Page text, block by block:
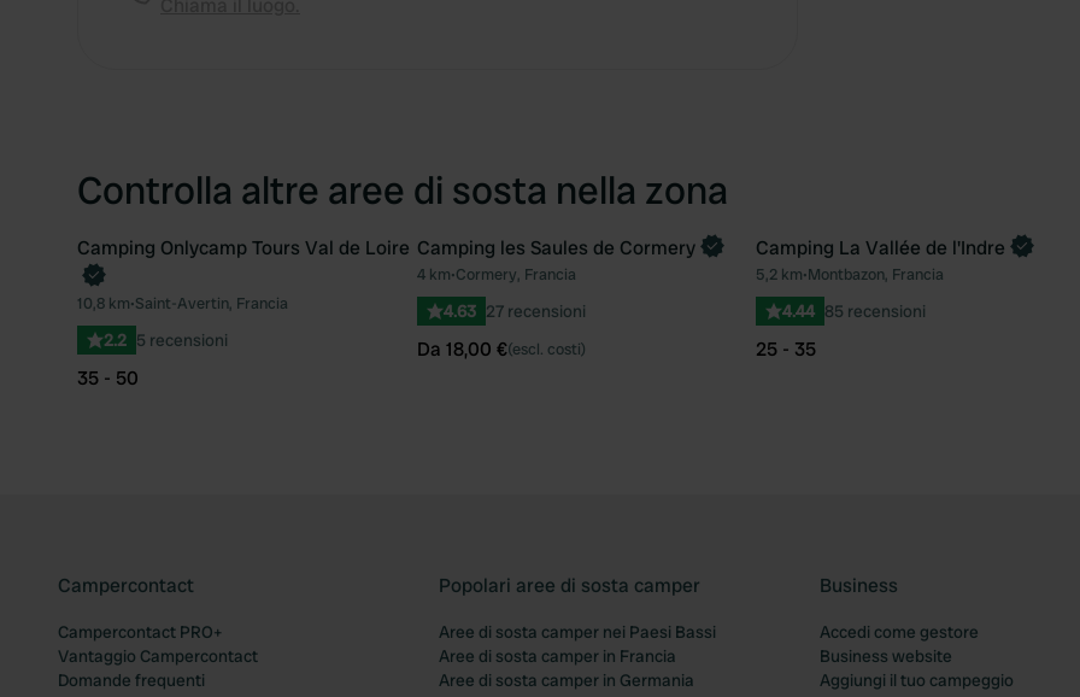
Controlla altre aree di sosta nella zona
Preferito
Camping Onlycamp Tours Val de Loire
10,8 km•Saint-Avertin, Francia
2.2 5 recensioni
35 - 50
Preferito
Prenota ora
Camping les Saules de Cormery
4 km•Cormery, Francia
4.63 27 recensioni
Da 18,00 €(escl. costi)
Prenota ora
Camping La Vallée de l'Indre
5,2 km•Montbazon, Francia
4.44 85 recensioni
25 - 35
Campercontact
Campercontact PRO+
Vantaggio Campercontact
Domande frequenti
Popolari aree di sosta camper
Aree di sosta camper nei Paesi Bassi
Aree di sosta camper in Francia
Aree di sosta camper in Germania
Business
Accedi come gestore
Business website
Aggiungi il tuo campeggio